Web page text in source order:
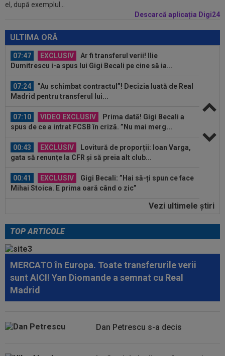
el, după exemplul...
Descarcă aplicația Digi24
ULTIMA ORĂ
fugit din ţară, "trădătoarele"...
Agentul său a ”rupt” tăcerea
07:47 EXCLUSIV
Ar fi transferul verii! Ilie
Dumitrescu i-a spus lui Gigi Becali pe cine să ia...
07:24
”Au schimbat contractul”! Decizia luată de Real
Madrid pentru transferul lui...
07:10 VIDEO EXCLUSIV
Prima dată! Gigi Becali a
spus de ce a intrat FCSB în criză. ”Nu mai merg...
00:43 EXCLUSIV
Lovitură de proporții: Ioan Varga,
gata să renunțe la CFR și să preia alt club...
00:41 EXCLUSIV
Gigi Becali: ”Hai să-ți spun ce face
Mihai Stoica. E prima oară când o zic”
Dorit iar de Varga la CFR Cluj, Edi
08:13
După ce au refuzat să cânte imnul naţional şi au
fugit din ţară, "trădătoarele"...
07:55
Gata: Rodri și-a dat acordul pentru transfer!
Agentul său a ”rupt” tăcerea
07:47 EXCLUSIV
Ar fi transferul verii! Ilie
07:24
”Au schimbat contractul”! Decizia luată de Real
Vezi ultimele ştiri
TOP ARTICOLE
MERCATO în Europa. Toate transferurile verii
sunt AICI! Yan Diomande a semnat cu Real
Madrid
Dan Petrescu s-a decis